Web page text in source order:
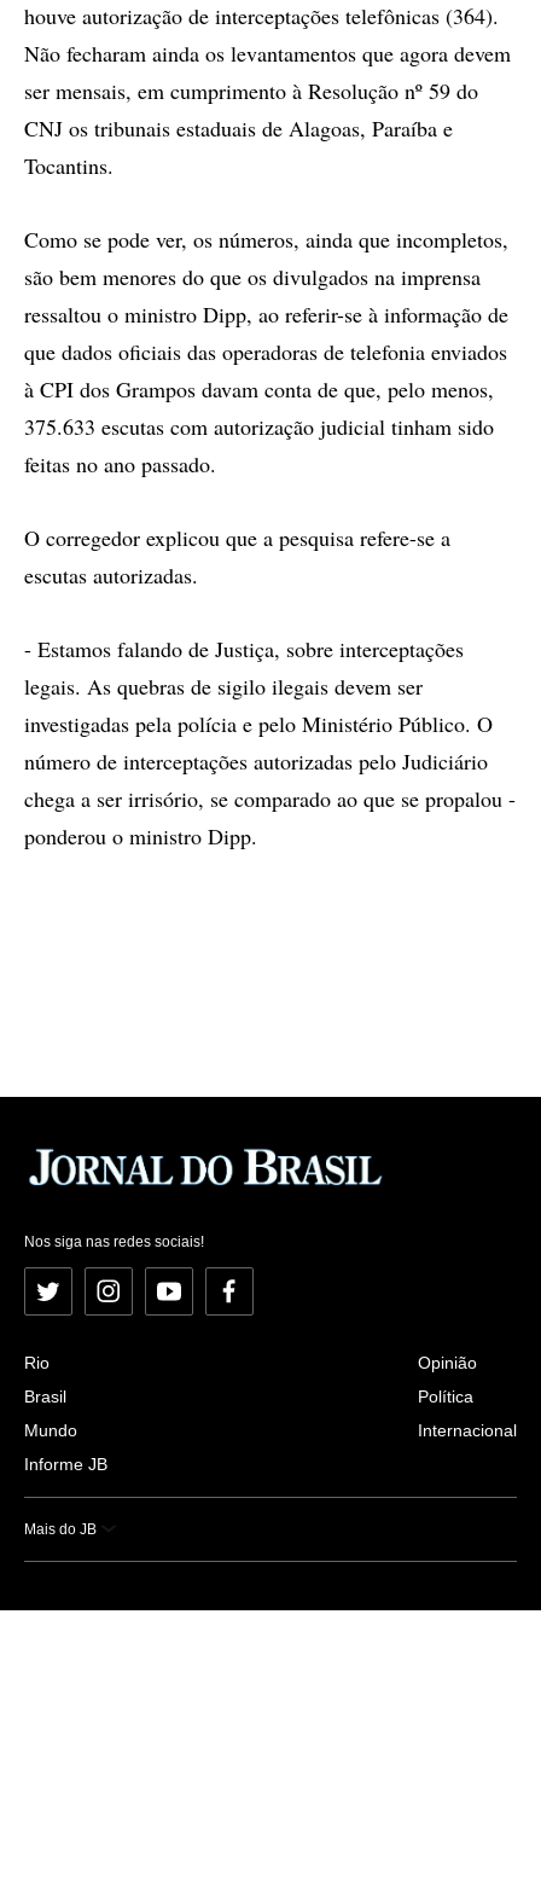
houve autorização de interceptações telefônicas (364).
Não fecharam ainda os levantamentos que agora devem
ser mensais, em cumprimento à Resolução nº 59 do
CNJ os tribunais estaduais de Alagoas, Paraíba e
Tocantins.
Como se pode ver, os números, ainda que incompletos,
são bem menores do que os divulgados na imprensa
ressaltou o ministro Dipp, ao referir-se à informação de
que dados oficiais das operadoras de telefonia enviados
à CPI dos Grampos davam conta de que, pelo menos,
375.633 escutas com autorização judicial tinham sido
feitas no ano passado.
O corregedor explicou que a pesquisa refere-se a
escutas autorizadas.
- Estamos falando de Justiça, sobre interceptações
legais. As quebras de sigilo ilegais devem ser
investigadas pela polícia e pelo Ministério Público. O
número de interceptações autorizadas pelo Judiciário
chega a ser irrisório, se comparado ao que se propalou -
ponderou o ministro Dipp.
Nos siga nas redes sociais!
Twitter InstagramYouTubeFacebook
Rio
Brasil
Mundo
Informe JB
Opinião
Política
Internacional
Mais do JB
Esportes